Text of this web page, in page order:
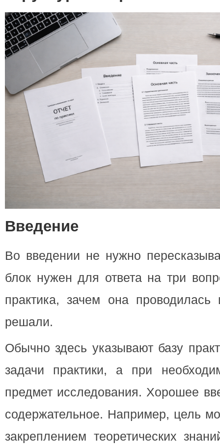
Введение
Во введении не нужно
блок нужен для ответа на три
практика, зачем она
решали.
Обычно здесь указывают базу
задачи практики, а при
предмет исследования. Хорошее
содержательное. Например, цель
закреплением теоретических